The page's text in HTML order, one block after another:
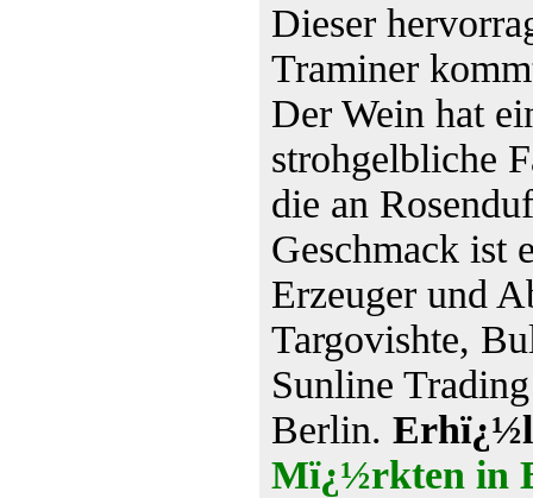
Dieser
Traminer
Der Wein hat
strohgelbliche
die an
Geschmack
Erzeuger und
Targovishte,
Sunline
Berlin.
Mï¿½rkten in